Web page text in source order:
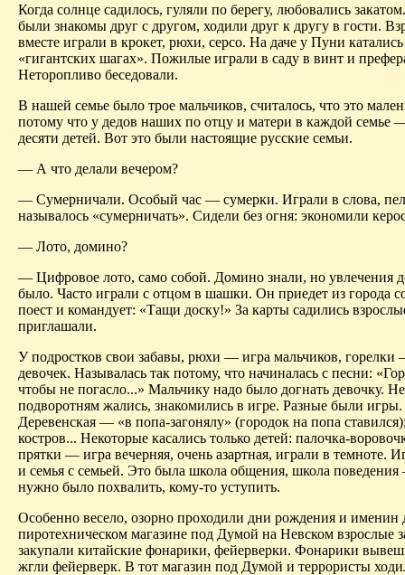
Когда солнце садилось, гуляли по берегу, любовались
были знакомы друг с другом, ходили друг к другу в гости.
вместе играли в крокет, рюхи, серсо. На даче у Пуни
«гигантских шагах». Пожилые играли в саду в винт и
Неторопливо беседовали.
В нашей семье было трое мальчиков, считалось, что это
потому что у дедов наших по отцу и матери в каждой семье
десяти детей. Вот это были настоящие русские семьи.
— А что делали вечером?
— Сумерничали. Особый час — сумерки. Играли в слова,
называлось «сумерничать». Сидели без огня: экономили
— Лото, домино?
— Цифровое лото, само собой. Домино знали, но увлечения
было. Часто играли с отцом в шашки. Он приедет из города
поест и командует: «Тащи доску!» За карты садились
приглашали.
У подростков свои забавы, рюхи — игра мальчиков, горелки
девочек. Называлась так потому, что начиналась с песни:
чтобы не погасло...» Мальчику надо было догнать девочку.
подворотням жались, знакомились в игре. Разные были игры.
Деревенская — «в попа-загонялу» (городок на попа
костров... Некоторые касались только детей: палочка-
прятки — игра вечерняя, очень азарт­ная, играли в темноте.
и семья с семьей. Это была школа общения, школа
нужно было похвалить, кому-то уступить.
Особенно весело, озорно проходили дни рождения и именин
пиротехническом магазине под Думой на Невском взрослые
закупали китайские фонарики, фейерверки. Фонарики
жгли фейерверк. В тот магазин под Думой и террористы